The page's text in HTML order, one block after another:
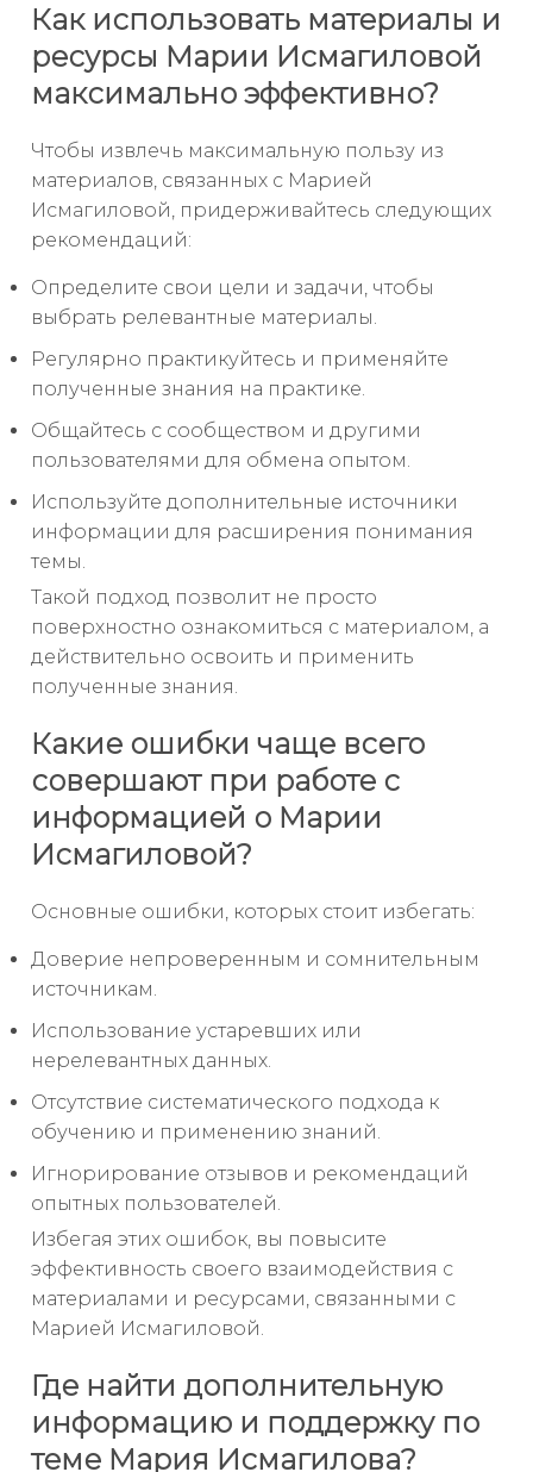
Как использовать материалы и
ресурсы Марии Исмагиловой
максимально эффективно?
Чтобы извлечь максимальную пользу из
материалов, связанных с Марией
Исмагиловой, придерживайтесь следующих
рекомендаций:
Определите свои цели и задачи, чтобы
выбрать релевантные материалы.
Регулярно практикуйтесь и применяйте
полученные знания на практике.
Общайтесь с сообществом и другими
пользователями для обмена опытом.
Используйте дополнительные источники
информации для расширения понимания
темы.
Такой подход позволит не просто
поверхностно ознакомиться с материалом, а
действительно освоить и применить
полученные знания.
Какие ошибки чаще всего
совершают при работе с
информацией о Марии
Исмагиловой?
Основные ошибки, которых стоит избегать:
Доверие непроверенным и сомнительным
источникам.
Использование устаревших или
нерелевантных данных.
Отсутствие систематического подхода к
обучению и применению знаний.
Игнорирование отзывов и рекомендаций
опытных пользователей.
Избегая этих ошибок, вы повысите
эффективность своего взаимодействия с
материалами и ресурсами, связанными с
Марией Исмагиловой.
Где найти дополнительную
информацию и поддержку по
теме Мария Исмагилова?